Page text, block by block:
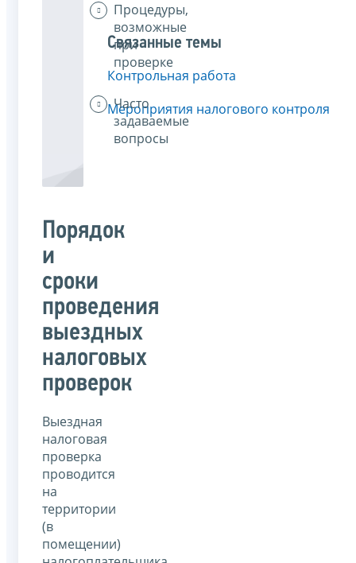
Процедуры,
возможные
при
проверке
Часто
задаваемые
вопросы
Порядок
и
сроки
проведения
выездных
налоговых
проверок
Выездная
налоговая
проверка
проводится
на
территории
(в
помещении)
Связанные темы
Контрольная работа
Мероприятия налогового контроля